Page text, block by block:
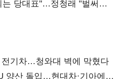
는 당대표"…정청래 "벌써
기차…청와대 벽에 막혔다
양산 돌입…현대차·기아에